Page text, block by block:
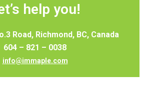
help you!
Road, Richmond, BC, Canada
604 – 821 – 0038
info@immaple.com